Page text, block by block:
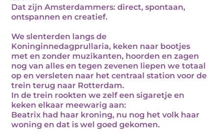
Dat zijn Amsterdammers: direct, spontaan,
ontspannen en creatief.
We slenterden langs de
Koninginnedagprullaria, keken naar bootjes
met en zonder muzikanten, hoorden en zagen
nog van alles en tegen zevenen liepen we totaal
op en versleten naar het centraal station voor de
trein terug naar Rotterdam.
In de trein rookten we zelf een sigaretje en
keken elkaar meewarig aan:
Beatrix had haar kroning, nu nog het volk haar
woning en dat is wel goed gekomen.